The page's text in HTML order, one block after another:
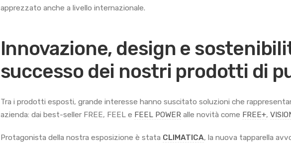
apprezzato anche a livello internazionale.
Innovazione, design e
successo dei nostri prodotti di
Tra i prodotti esposti, grande interesse hanno suscitato soluzioni che
azienda: dai best-seller FREE, FEEL e FEEL POWERalle novità come FREE+,
Protagonista della nostra esposizione è stata CLIMATICA, la nuova tapparella